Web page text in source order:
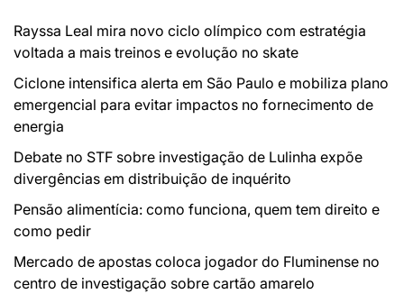
Rayssa Leal mira novo ciclo olímpico com estratégia
voltada a mais treinos e evolução no skate
Ciclone intensifica alerta em São Paulo e mobiliza plano
emergencial para evitar impactos no fornecimento de
energia
Debate no STF sobre investigação de Lulinha expõe
divergências em distribuição de inquérito
Pensão alimentícia: como funciona, quem tem direito e
como pedir
Mercado de apostas coloca jogador do Fluminense no
centro de investigação sobre cartão amarelo